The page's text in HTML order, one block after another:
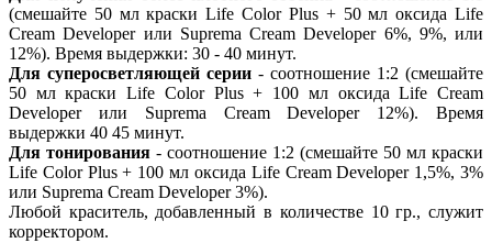
(смешайте 50 мл краски Life Color Plus + 50 мл оксида Life
Cream Developer или Suprema Cream Developer 6%, 9%, или
12%). Время выдержки: 30 - 40 минут.
Для суперосветляющей серии - соотношение 1:2 (смешайте
50 мл краски Life Color Plus + 100 мл оксида Life Cream
Developer или Suprema Cream Developer 12%). Время
выдержки 40 45 минут.
Для тонирования - соотношение 1:2 (смешайте 50 мл краски
Life Color Plus + 100 мл оксида Life Cream Developer 1,5%, 3%
или Suprema Cream Developer 3%).
Любой краситель, добавленный в количестве 10 гр., служит
корректором.